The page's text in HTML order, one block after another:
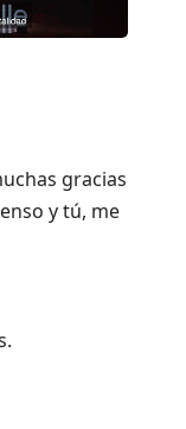
gracias
y tú, me